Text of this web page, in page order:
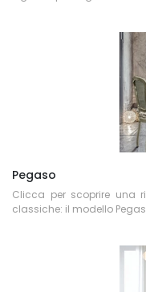
Pegaso
Clicca per scoprire una
classiche: il modello